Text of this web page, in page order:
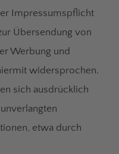
Impressumspflicht
Übersendung von
Werbung und
widersprochen.
sich ausdrücklich
etwa durch